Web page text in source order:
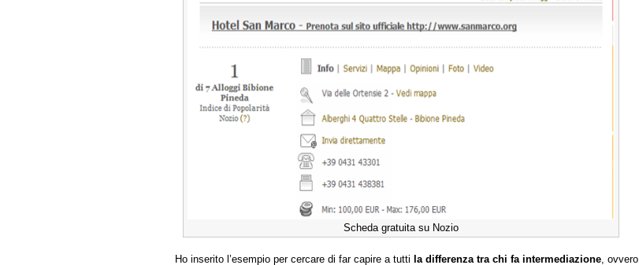
Scheda gratuita su Nozio
Ho inserito l’esempio per cercare di far capire a tutti la differenza tra chi fa intermediazione, ovvero